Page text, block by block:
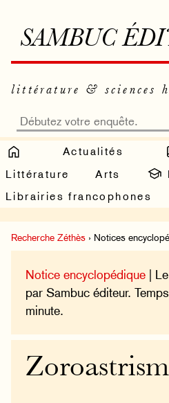
SAMBUC
littérature & sciences
Actualités
Littérature
Arts
Librairies francophones
Recherche Zéthès › Notices
Notice encyclopédique |
par Sambuc éditeur.
minute.